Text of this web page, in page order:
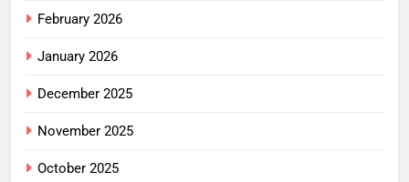
February 2026
January 2026
December 2025
November 2025
October 2025